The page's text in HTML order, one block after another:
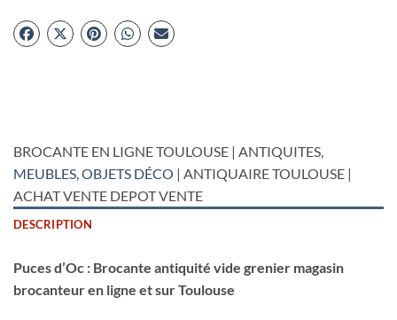
BROCANTE EN LIGNE TOULOUSE | ANTIQUITES,
MEUBLES,OBJETS DÉCO | ANTIQUAIRE TOULOUSE |
ACHAT VENTE DEPOT VENTE
DESCRIPTION
Puces d’Oc : Brocante antiquité vide grenier magasin
brocanteur en ligne et sur Toulouse